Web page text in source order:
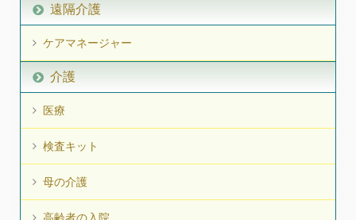
遠隔介護
ケアマネージャー
介護
医療
検査キット
母の介護
高齢者の入院